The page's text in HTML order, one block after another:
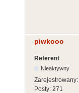
piwkooo
Referent
Nieaktywny
Zarejestrowany:
Posty: 271